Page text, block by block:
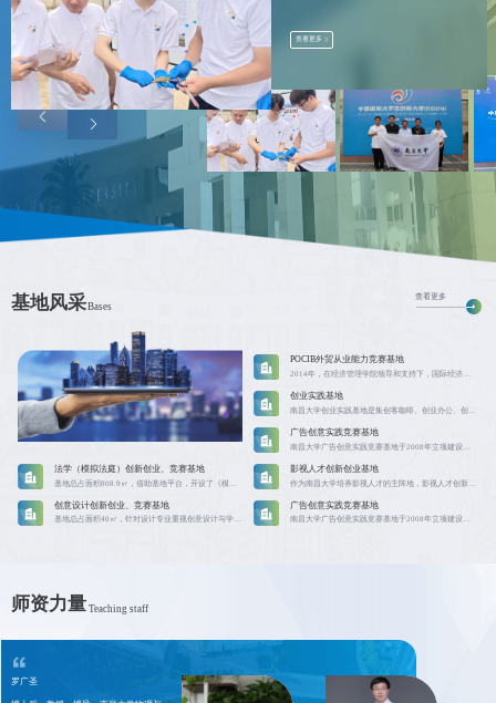
查看更多
基地风采Bases
查看更多
POCIB外贸从业能力竞赛基地
2014年，在经济管理学院领导和支持下，国际经济与贸易系向南昌大学教务处提出了创新创业基地申请并获得批准，基地名称为：POCIB外贸从业能力竞赛基地
创业实践基地
南昌大学创业实践基地是集创客咖啡、创业办公、创业孵化、资金扶持、项目对接、人才输送为一体的复合型创业实践基地。以在校大学生和毕业2年内的大学生为主要对象，通过五种活动（举办SYB创业培训、开设创业培训学分课程、每月定期举办创业沙龙、邀请优秀校友回母校谈就业创业、举办创业路演），围绕六大保障（平台保障、资金保障、信息保障、政策保障、能力保障、服务保障），创新七种模式（双导师指导服务模式、学分培训模式、路演教学与实操对接模式、校企共建模式、外部资源引入模式、工商注册等保障性服务模式、各类比赛指导服务模式），积极推进大学生创业实践工作，取得较好成效。
广告创意实践竞赛基地
南昌大学广告创意实践竞赛基地于2008年立项建设，基地总占面积160㎡，基于新闻与传播学院师资设备条件而建立的面向全校的富有特色的创意创业创新基地，做了大量人才创新培养工作，取得了一定的成效。
法学（模拟法庭）创新创业、竞赛基地 影视人才创新创业基地
作为南昌大学培养影视人才的主阵地，影视人才创新创业基地为我校学生提供了一个充满机遇的平台。在这个平台上，学生自主创作出了大量优秀的影视作品，这些作品在各类影视大赛中脱颖而出，为我们学生提供了更加宽广的眼界。基地成立以来激励和培养了一大批热爱影视的大学生，这些学生毕业后有的直接就以影视为职业，自主创业，实现了影视人才创新创业基地的培养目标。
创意设计创新创业、竞赛基地
基地总占面积40㎡，针对设计专业重视创意设计与学生创新创业的特点，将设计实践环节作为切入点，努力做到多层次全方位地展开创新教学和实践教学。在设计教学过程中，一方面，通过创新学分课程的开设，包括已开设的“学院杯”创新学分课程等，对学生进行创新教学；另一方面，通过组织学生参加设计竞赛或者校企合作的实际课题，为学生提供更多面向企业、社会进行实践操作的机会。利用国内国际教学研讨、学术交流及合作等作为创新创业课程教学的补充形式。如邀请中国工业设计协会副会长、广州大学设计学院院长汤重熹教授为本专业做学术报告。2015年5月，邀请意大利佛罗伦萨美术学院齐亚拉.塞班教授来学院做学术报告并指导本专业的设计课程。王增教师所授《设计方法学》课程获得2016年省级在线精品课程建设项目立项，该课程旨在培养学生专业创新能力。借助创新创业基地平台，学生参与创新创业训练项目、科研训练项目有5项，且参加自主创业学生数为3人。
广告创意实践竞赛基地
南昌大学广告创意实践竞赛基地于2008年立项建设，基地总占面积160㎡，基于新闻与传播学院师资设备条件而建立的面向全校的富有特色的创意创业创新基地，做了大量人才创新培养工作，取得了一定的成效。
师资力量 Teaching staff
罗广圣